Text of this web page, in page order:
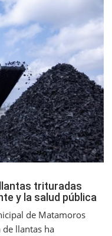
trituradas
y la salud pública
de Matamoros
llantas ha